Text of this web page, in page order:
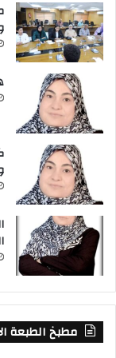
مطبخ الطبعة